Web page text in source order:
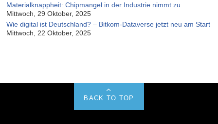
Materialknappheit: Chipmangel in der Industrie nimmt zu
Mittwoch, 29 Oktober, 2025
Wie digital ist Deutschland? – Bitkom-Dataverse jetzt neu am Start
Mittwoch, 22 Oktober, 2025
BACK TO TOP